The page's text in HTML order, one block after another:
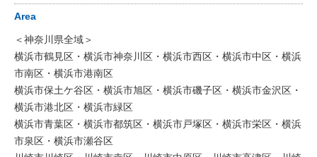
Area
＜神奈川県全域＞
横浜市鶴見区・横浜市神奈川区・横浜市西区・横浜市中区・横浜
市南区・横浜市港南区
横浜市保土ケ谷区・横浜市旭区・横浜市磯子区・横浜市金沢区・
横浜市港北区・横浜市緑区
横浜市青葉区・横浜市都筑区・横浜市戸塚区・横浜市栄区・横浜
市泉区・横浜市瀬谷区